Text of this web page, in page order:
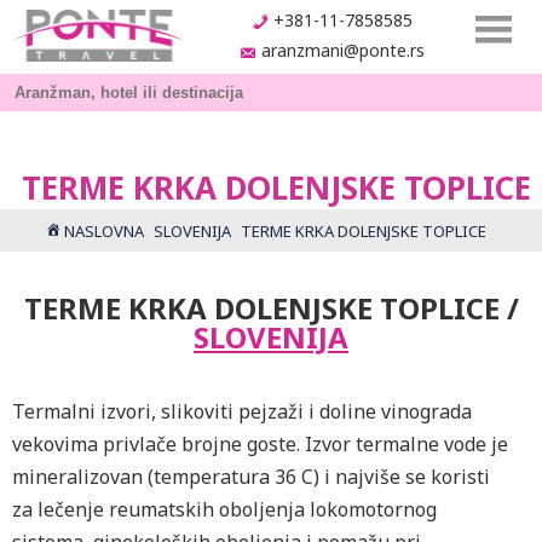
+381-11-7858585
aranzmani@ponte.rs
TERME KRKA DOLENJSKE TOPLICE
NASLOVNA SLOVENIJA TERME KRKA DOLENJSKE TOPLICE
TERME KRKA DOLENJSKE TOPLICE /
SLOVENIJA
Termalni izvori, slikoviti pejzaži i doline vinograda
vekovima privlače brojne goste. Izvor termalne vode je
mineralizovan (temperatura 36 C) i najviše se koristi
za lečenje reumatskih oboljenja lokomotornog